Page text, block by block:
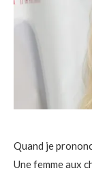
Quand je
Une femme aux